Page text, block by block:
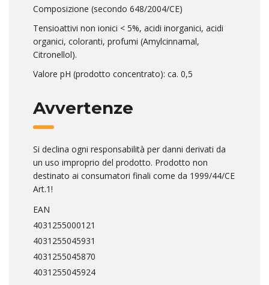
Composizione (secondo 648/2004/CE)
Tensioattivi non ionici < 5%, acidi inorganici, acidi
organici, coloranti, profumi (Amylcinnamal,
Citronellol).
Valore pH (prodotto concentrato): ca. 0,5
Avvertenze
Si declina ogni responsabilità per danni derivati da
un uso improprio del prodotto. Prodotto non
destinato ai consumatori finali come da 1999/44/CE
Art.1!
EAN
4031255000121
4031255045931
4031255045870
4031255045924